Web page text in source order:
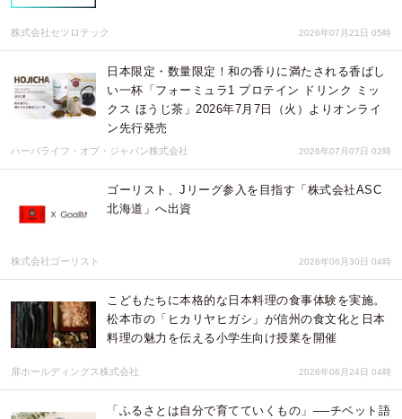
株式会社セツロテック 2026年07月21日 05時
日本限定・数量限定！和の香りに満たされる香ばし
い一杯「フォーミュラ1 プロテイン ドリンク ミッ
クス ほうじ茶」2026年7月7日（火）よりオンライ
ン先行発売
ハーバライフ・オブ・ジャパン株式会社 2026年07月07日 02時
ゴーリスト、Jリーグ参入を目指す「株式会社ASC
北海道」へ出資
株式会社ゴーリスト 2026年06月30日 04時
こどもたちに本格的な日本料理の食事体験を実施。
松本市の「ヒカリヤヒガシ」が信州の食文化と日本
料理の魅力を伝える小学生向け授業を開催
扉ホールディングス株式会社 2026年06月24日 04時
「ふるさとは自分で育てていくもの」──チベット語